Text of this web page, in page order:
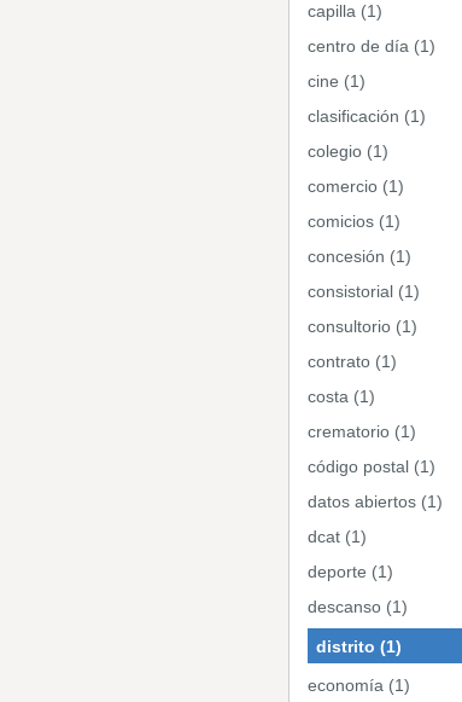
capilla (1)
centro de día (1)
cine (1)
clasificación (1)
colegio (1)
comercio (1)
comicios (1)
concesión (1)
consistorial (1)
consultorio (1)
contrato (1)
costa (1)
crematorio (1)
código postal (1)
datos abiertos (1)
dcat (1)
deporte (1)
descanso (1)
distrito (1)
economía (1)